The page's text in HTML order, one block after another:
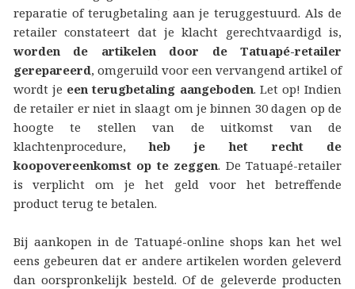
reparatie of terugbetaling aan je teruggestuurd. Als de
retailer constateert dat je klacht gerechtvaardigd is,
worden de artikelen door de Tatuapé-retailer
gerepareerd, omgeruild voor een vervangend artikel of
wordt je een terugbetaling aangeboden. Let op! Indien
de retailer er niet in slaagt om je binnen 30 dagen op de
hoogte te stellen van de uitkomst van de
klachtenprocedure,heb je het recht de
koopovereenkomst op te zeggen. De Tatuapé-retailer
is verplicht om je het geld voor het betreffende
product terug te betalen.
Bij aankopen in de Tatuapé-online shops kan het wel
eens gebeuren dat er andere artikelen worden geleverd
dan oorspronkelijk besteld. Of de geleverde producten